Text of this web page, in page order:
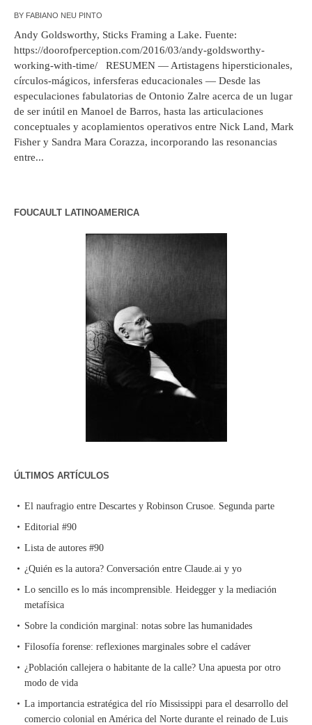
BY FABIANO NEU PINTO
Andy Goldsworthy, Sticks Framing a Lake. Fuente:
https://doorofperception.com/2016/03/andy-goldsworthy-
working-with-time/ RESUMEN — Artistagens hipersticionales,
círculos-mágicos, infersferas educacionales — Desde las
especulaciones fabulatorias de Ontonio Zalre acerca de un lugar
de ser inútil en Manoel de Barros, hasta las articulaciones
conceptuales y acoplamientos operativos entre Nick Land, Mark
Fisher y Sandra Mara Corazza, incorporando las resonancias
entre...
FOUCAULT LATINOAMERICA
ÚLTIMOS ARTÍCULOS
El naufragio entre Descartes y Robinson Crusoe. Segunda parte
Editorial #90
Lista de autores #90
¿Quién es la autora? Conversación entre Claude.ai y yo
Lo sencillo es lo más incomprensible. Heidegger y la mediación
metafísica
Sobre la condición marginal: notas sobre las humanidades
Filosofía forense: reflexiones marginales sobre el cadáver
¿Población callejera o habitante de la calle? Una apuesta por otro
modo de vida
La importancia estratégica del río Mississippi para el desarrollo del
comercio colonial en América del Norte durante el reinado de Luis